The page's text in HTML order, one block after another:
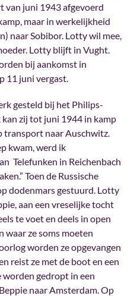
juni 1943 afgevoerd
maar in werkelijkheid
naar Sobibor. Lotty wil mee,
Lotty blijft in Vught.
bij aankomst in
11 juni vergast.
gesteld bij het Philips-
zij tot juni 1944 in kamp
transport naar Auschwitz.
kwam, werd ik
Telefunken in Reichenbach
Toen de Russische
dodenmars gestuurd. Lotty
aan een vreselijke tocht
te voet en deels in open
waar ze soms moeten
worden ze opgevangen
reist ze met de boot en een
gedropt in een
naar Amsterdam. Op